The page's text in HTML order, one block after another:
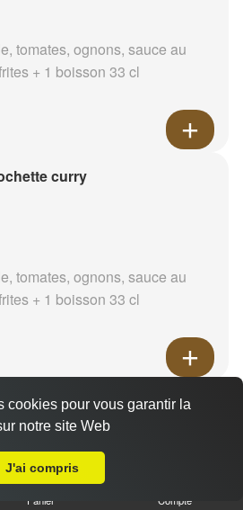
tomates, ognons, sauce au
+ 1 boisson 33 cl
curry
tomates, ognons, sauce au
+ 1 boisson 33 cl
tomates, ognons, sauce au
Panier Compte
cookies pour vous garantir la
notre site Web
J'ai compris